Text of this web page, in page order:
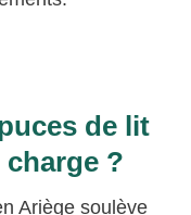
de lit
charge ?
Ariège soulève